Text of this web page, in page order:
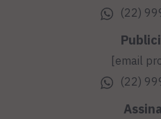
(22)
[email
(22)